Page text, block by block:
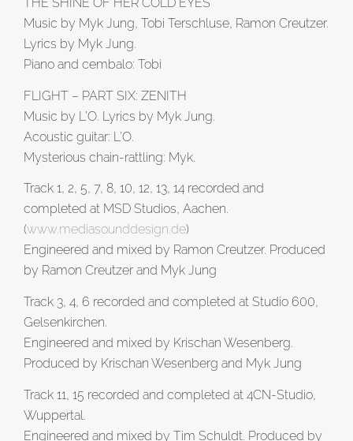
Music by Myk Jung, Tobi Terschluse, Ramon Creutzer.
Lyrics by Myk Jung.
Piano and cembalo: Tobi
FLIGHT – PART SIX: ZENITH
Music by L’O. Lyrics by Myk Jung.
Acoustic guitar: L’O.
Mysterious chain-rattling: Myk.
Track 1, 2, 5, 7, 8, 10, 12, 13, 14 recorded and
completed at MSD Studios, Aachen.
(www.mediasounddesign.de)
Engineered and mixed by Ramon Creutzer. Produced
by Ramon Creutzer and Myk Jung
Track 3, 4, 6 recorded and completed at Studio 600,
Gelsenkirchen.
Engineered and mixed by Krischan Wesenberg.
Produced by Krischan Wesenberg and Myk Jung
Track 11, 15 recorded and completed at 4CN-Studio,
Wuppertal.
Engineered and mixed by Tim Schuldt. Produced by